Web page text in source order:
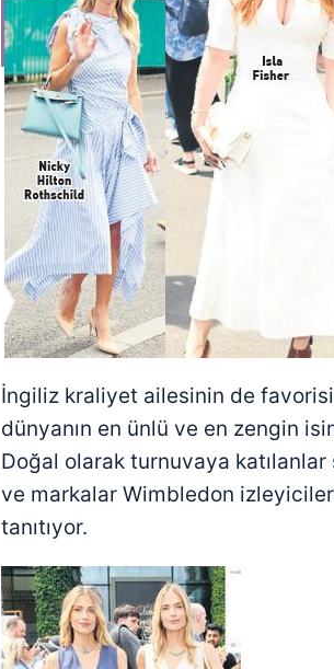
İngiliz kraliyet ailesinin de
dünyanın en ünlü ve en zengin
Doğal olarak turnuvaya
ve markalar Wimbledon
tanıtıyor.